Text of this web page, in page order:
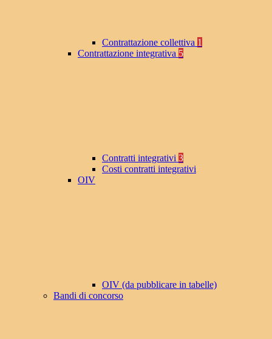
Contrattazione collettiva 1
Contrattazione integrativa 5
Contratti integrativi 3
Costi contratti integrativi
OIV
OIV (da pubblicare in tabelle)
Bandi di concorso